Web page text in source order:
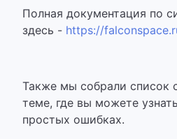
Полная документация по
здесь - https://
Также мы собрали список
теме, где вы можете
простых ошибках.